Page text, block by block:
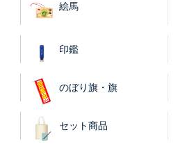
絵馬
印鑑
のぼり旗・旗
セット商品